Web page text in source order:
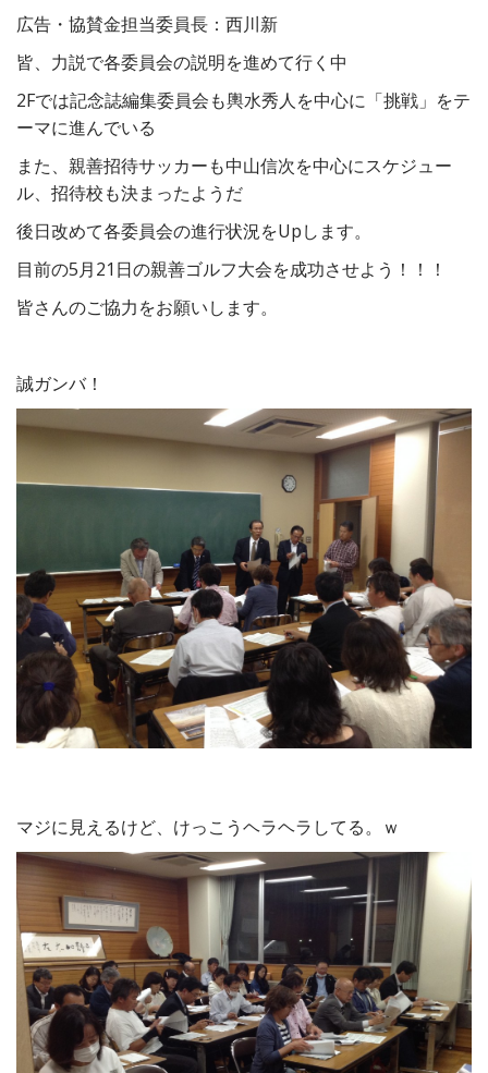
広告・協賛金担当委員長：西川新
皆、力説で各委員会の説明を進めて行く中
2Fでは記念誌編集委員会も輿水秀人を中心に「挑戦」をテ
ーマに進んでいる
また、親善招待サッカーも中山信次を中心にスケジュー
ル、招待校も決まったようだ
後日改めて各委員会の進行状況をUpします。
目前の5月21日の親善ゴルフ大会を成功させよう！！！
皆さんのご協力をお願いします。
誠ガンバ！
マジに見えるけど、けっこうヘラヘラしてる。ｗ